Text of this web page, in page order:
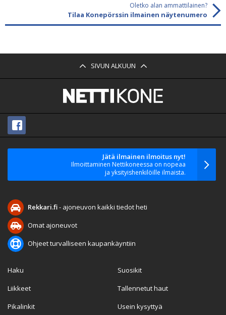
Oletko alan ammattilainen?
Tilaa Konepörssin ilmainen näytenumero
SIVUN ALKUUN
Jätä ilmainen ilmoitus nyt!
Ilmoittaminen Nettikoneessa on nopeaa
ja yksityishenkilöille ilmaista.
Rekkari.fi- ajoneuvon kaikki tiedot heti
Omat ajoneuvot
Ohjeet turvalliseen kaupankäyntiin
Haku
Liikkeet
Pikalinkit
Suosikit
Tallennetut haut
Usein kysyttyä